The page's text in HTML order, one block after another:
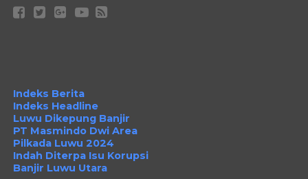
Indeks Berita
Indeks Headline
Luwu Dikepung Banjir
PT Masmindo Dwi Area
Pilkada Luwu 2024
Indah Diterpa Isu Korupsi
Banjir Luwu Utara